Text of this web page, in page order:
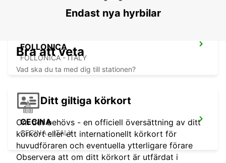
FOLLONICA
FOLLONICA - ITALY
CECINA
CECINA - ITALY
Endast nya hyrbilar
Bra att veta
Vad ska du ta med dig till stationen?
Ditt giltiga körkort
Om det behövs - en officiell översättning av ditt
körkort eller ett internationellt körkort för
huvudföraren och eventuella ytterligare förare
Observera att om ditt körkort är utfärdat i